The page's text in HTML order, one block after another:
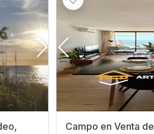
Campo en Venta de con Garage en